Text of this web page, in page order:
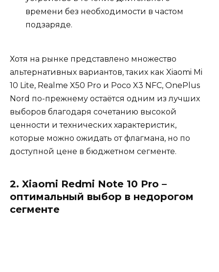
времени без необходимости в частом
подзаряде.
Хотя на рынке представлено множество
альтернативных вариантов, таких как Xiaomi Mi
10 Lite, Realme X50 Pro и Poco X3 NFC, OnePlus
Nord по-прежнему остаётся одним из лучших
выборов благодаря сочетанию высокой
ценности и технических характеристик,
которые можно ожидать от флагмана, но по
доступной цене в бюджетном сегменте.
2. Xiaomi Redmi Note 10 Pro –
оптимальный выбор в недорогом
сегменте